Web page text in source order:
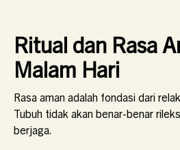
Ritual dan Rasa
Malam Hari
Rasa aman adalah fondasi dari
Tubuh tidak akan benar-benar
berjaga.